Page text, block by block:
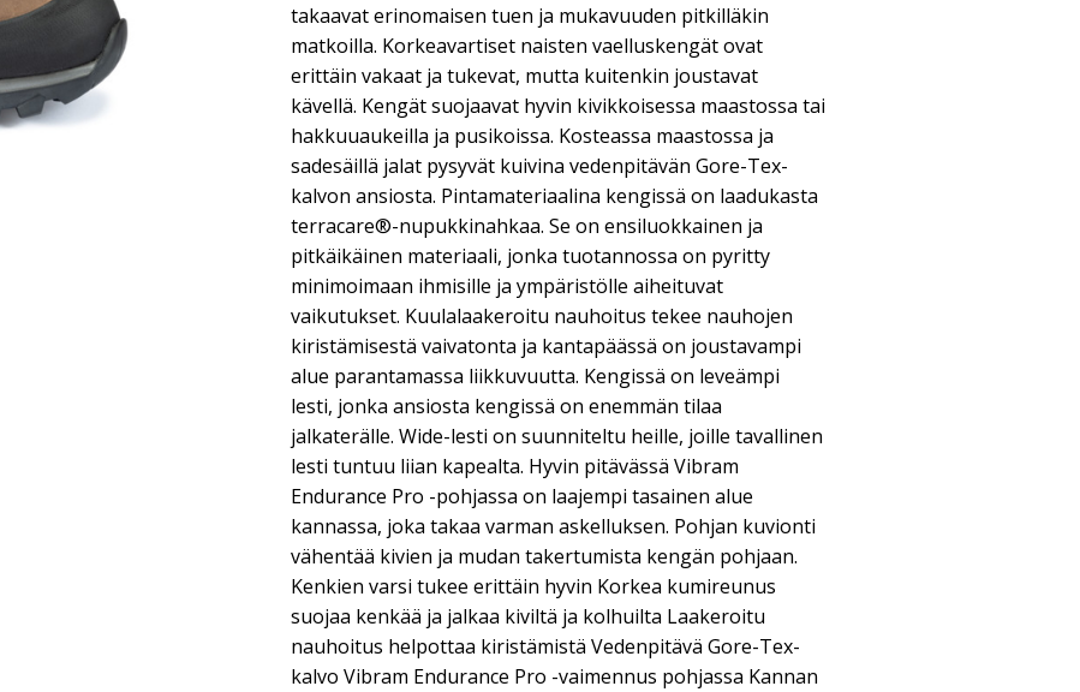
takaavat erinomaisen tuen ja mukavuuden pitkilläkin
matkoilla. Korkeavartiset naisten vaelluskengät ovat
erittäin vakaat ja tukevat, mutta kuitenkin joustavat
kävellä. Kengät suojaavat hyvin kivikkoisessa maastossa tai
hakkuuaukeilla ja pusikoissa. Kosteassa maastossa ja
sadesäillä jalat pysyvät kuivina vedenpitävän Gore-Tex-
kalvon ansiosta. Pintamateriaalina kengissä on laadukasta
terracare®-nupukkinahkaa. Se on ensiluokkainen ja
pitkäikäinen materiaali, jonka tuotannossa on pyritty
minimoimaan ihmisille ja ympäristölle aiheituvat
vaikutukset. Kuulalaakeroitu nauhoitus tekee nauhojen
kiristämisestä vaivatonta ja kantapäässä on joustavampi
alue parantamassa liikkuvuutta. Kengissä on leveämpi
lesti, jonka ansiosta kengissä on enemmän tilaa
jalkaterälle. Wide-lesti on suunniteltu heille, joille tavallinen
lesti tuntuu liian kapealta. Hyvin pitävässä Vibram
Endurance Pro -pohjassa on laajempi tasainen alue
kannassa, joka takaa varman askelluksen. Pohjan kuvionti
vähentää kivien ja mudan takertumista kengän pohjaan.
Kenkien varsi tukee erittäin hyvin Korkea kumireunus
suojaa kenkää ja jalkaa kiviltä ja kolhuilta Laakeroitu
nauhoitus helpottaa kiristämistä Vedenpitävä Gore-Tex-
kalvo Vibram Endurance Pro -vaimennus pohjassa Kannan